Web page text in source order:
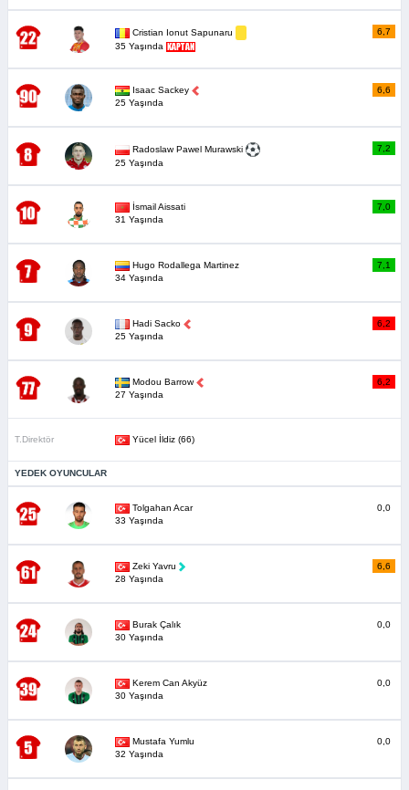
Cristian Ionut Sapunaru
35 Yaşında
6,7
Isaac Sackey
25 Yaşında
6,6
Radoslaw Pawel Murawski
25 Yaşında
7,2
İsmail Aissati
31 Yaşında
7,0
Hugo Rodallega Martinez
34 Yaşında
7,1
Hadi Sacko
25 Yaşında
6,2
Modou Barrow
27 Yaşında
6,2
T.Direktör Yücel İldiz (66)
YEDEK OYUNCULAR
Tolgahan Acar
33 Yaşında
0,0
Zeki Yavru
28 Yaşında
6,6
Burak Çalık
30 Yaşında
0,0
Kerem Can Akyüz
30 Yaşında
0,0
Mustafa Yumlu
32 Yaşında
0,0